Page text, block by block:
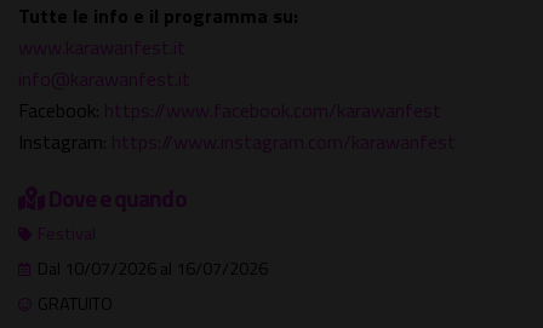
Tutte le info e il programma su:
www.karawanfest.it
info@karawanfest.it
Facebook: https://www.facebook.com/karawanfest
Instagram: https://www.instagram.com/karawanfest
Dove e quando
Festival
Dal 10/07/2026 al 16/07/2026
GRATUITO